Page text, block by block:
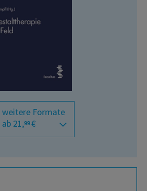
weitere Formate
ab 21,99 €